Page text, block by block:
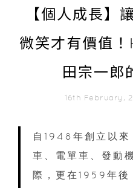
【個人成長】
微笑才有價值
田宗一郎
16th February,
自1948年創立以
車、電單車、發動
際，更在1959年後